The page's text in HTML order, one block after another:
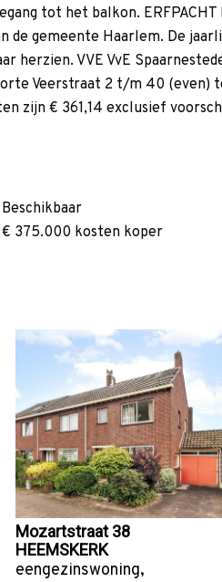
tot het balkon. ERFPACHT
de gemeente Haarlem. De
herzien. VVE VvE
Veerstraat 2 t/m 40 (even)
zijn € 361,14 exclusief
Beschikbaar
€ 375.000 kosten koper
Mozartstraat 38
HEEMSKERK
eengezinswoning,